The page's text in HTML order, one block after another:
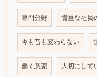
専門分野 貴重な社員
今も昔も変わらない
働く意識 大切にして